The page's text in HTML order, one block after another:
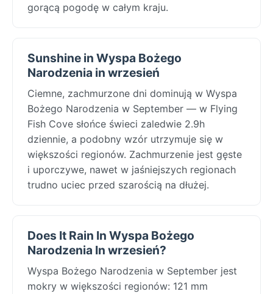
gorącą pogodę w całym kraju.
Sunshine in Wyspa Bożego
Narodzenia in wrzesień
Ciemne, zachmurzone dni dominują w Wyspa
Bożego Narodzenia w September — w Flying
Fish Cove słońce świeci zaledwie 2.9h
dziennie, a podobny wzór utrzymuje się w
większości regionów. Zachmurzenie jest gęste
i uporczywe, nawet w jaśniejszych regionach
trudno uciec przed szarością na dłużej.
Does It Rain In Wyspa Bożego
Narodzenia In wrzesień?
Wyspa Bożego Narodzenia w September jest
mokry w większości regionów: 121 mm